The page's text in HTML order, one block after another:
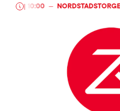
|
— 10:00 — NORDSTADSTORGET